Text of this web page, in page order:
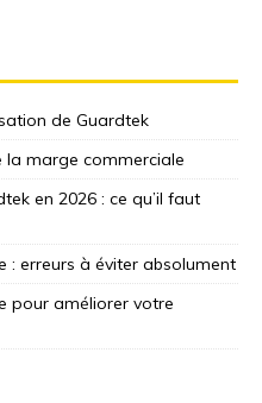
de Guardtek
la marge commerciale
en 2026 : ce qu’il faut
: erreurs à éviter absolument
pour améliorer votre